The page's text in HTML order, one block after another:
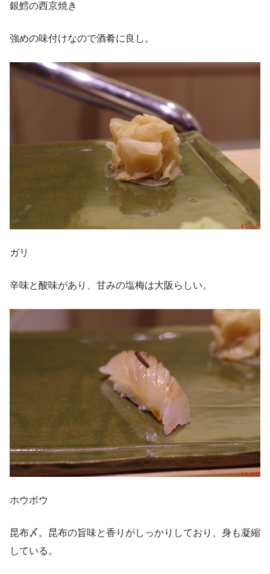
銀鱈の西京焼き
強めの味付けなので酒肴に良し。
ガリ
辛味と酸味があり、甘みの塩梅は大阪らしい。
ホウボウ
昆布〆。昆布の旨味と香りがしっかりしており、身も凝縮
している。